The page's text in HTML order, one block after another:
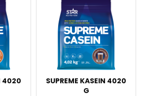
4020
SUPREME KASEIN 4020
G